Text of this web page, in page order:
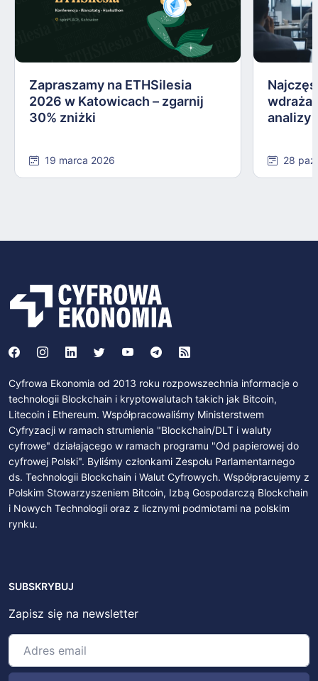
Zapraszamy na ETHSilesia
2026 w Katowicach – zgarnij
30% zniżki
19 marca 2026
analizy
28
Cyfrowa Ekonomia od 2013 roku rozpowszechnia informacje o
technologii Blockchain i kryptowalutach takich jak Bitcoin,
Litecoin i Ethereum. Współpracowaliśmy Ministerstwem
Cyfryzacji w ramach strumienia "Blockchain/DLT i waluty
cyfrowe" działającego w ramach programu "Od papierowej do
cyfrowej Polski". Byliśmy członkami Zespołu Parlamentarnego
ds. Technologii Blockchain i Walut Cyfrowych. Współpracujemy z
Polskim Stowarzyszeniem Bitcoin, Izbą Gospodarczą Blockchain
i Nowych Technologii oraz z licznymi podmiotami na polskim
rynku.
SUBSKRYBUJ
Zapisz się na newsletter